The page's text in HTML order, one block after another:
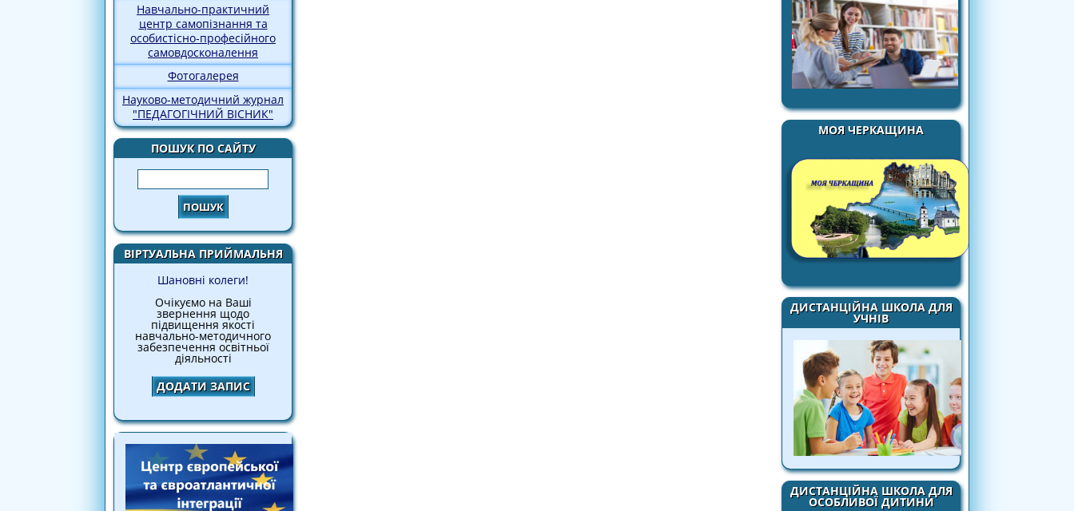
Навчально-практичний
центр самопізнання та
особистісно-професійного
самовдосконалення
Фотогалерея
Науково-методичний журнал
"ПЕДАГОГІЧНИЙ ВІСНИК"
ПОШУК ПО САЙТУ
Пошук
ВІРТУАЛЬНА ПРИЙМАЛЬНЯ
Шановні колеги!
Очікуємо на Ваші
звернення щодо
підвищення якості
навчально-методичного
забезпечення освітньої
діяльності
ДОДАТИ ЗАПИС
МОЯ ЧЕРКАЩИНА
ДИСТАНЦІЙНА ШКОЛА ДЛЯ
УЧНІВ
ДИСТАНЦІЙНА ШКОЛА ДЛЯ
ОСОБЛИВОЇ ДИТИНИ